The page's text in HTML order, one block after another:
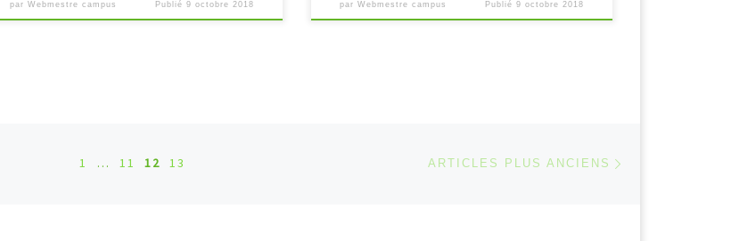
par Webmestre campus Publié9 octobre 2018 par Webmestre campus Publié9 octobre 2018
1 … 11 12 13 ARTICLES PLUS ANCIENS